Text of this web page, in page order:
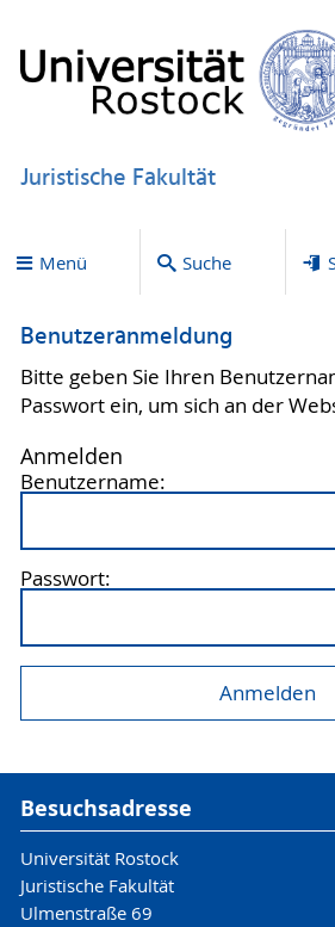
Juristische Fakultät
Menü Suche
Benutzeranmeldung
Bitte geben Sie Ihren
Passwort ein, um sich an der
Anmelden
Benutzername:
Passwort:
Besuchsadresse
Universität Rostock
Juristische Fakultät
Ulmenstraße 69